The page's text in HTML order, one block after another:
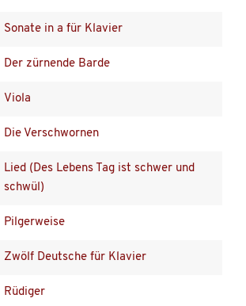
Sonate in a für Klavier
Der zürnende Barde
Viola
Die Verschwornen
Lied (Des Lebens Tag ist schwer und
schwül)
Pilgerweise
Zwölf Deutsche für Klavier
Rüdiger